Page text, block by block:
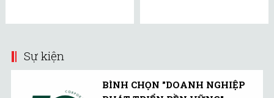
Sự kiện
BÌNH CHỌN "DOANH NGHIỆP